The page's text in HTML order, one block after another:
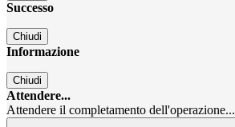
Successo
Chiudi
Informazione
Chiudi
Attendere...
Attendere il completamento dell'operazione...